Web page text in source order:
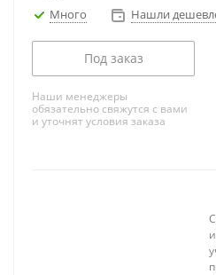
Много Нашли
Под заказ
Наши менеджеры
обязательно свяжутся с вами
и уточнят условия заказа